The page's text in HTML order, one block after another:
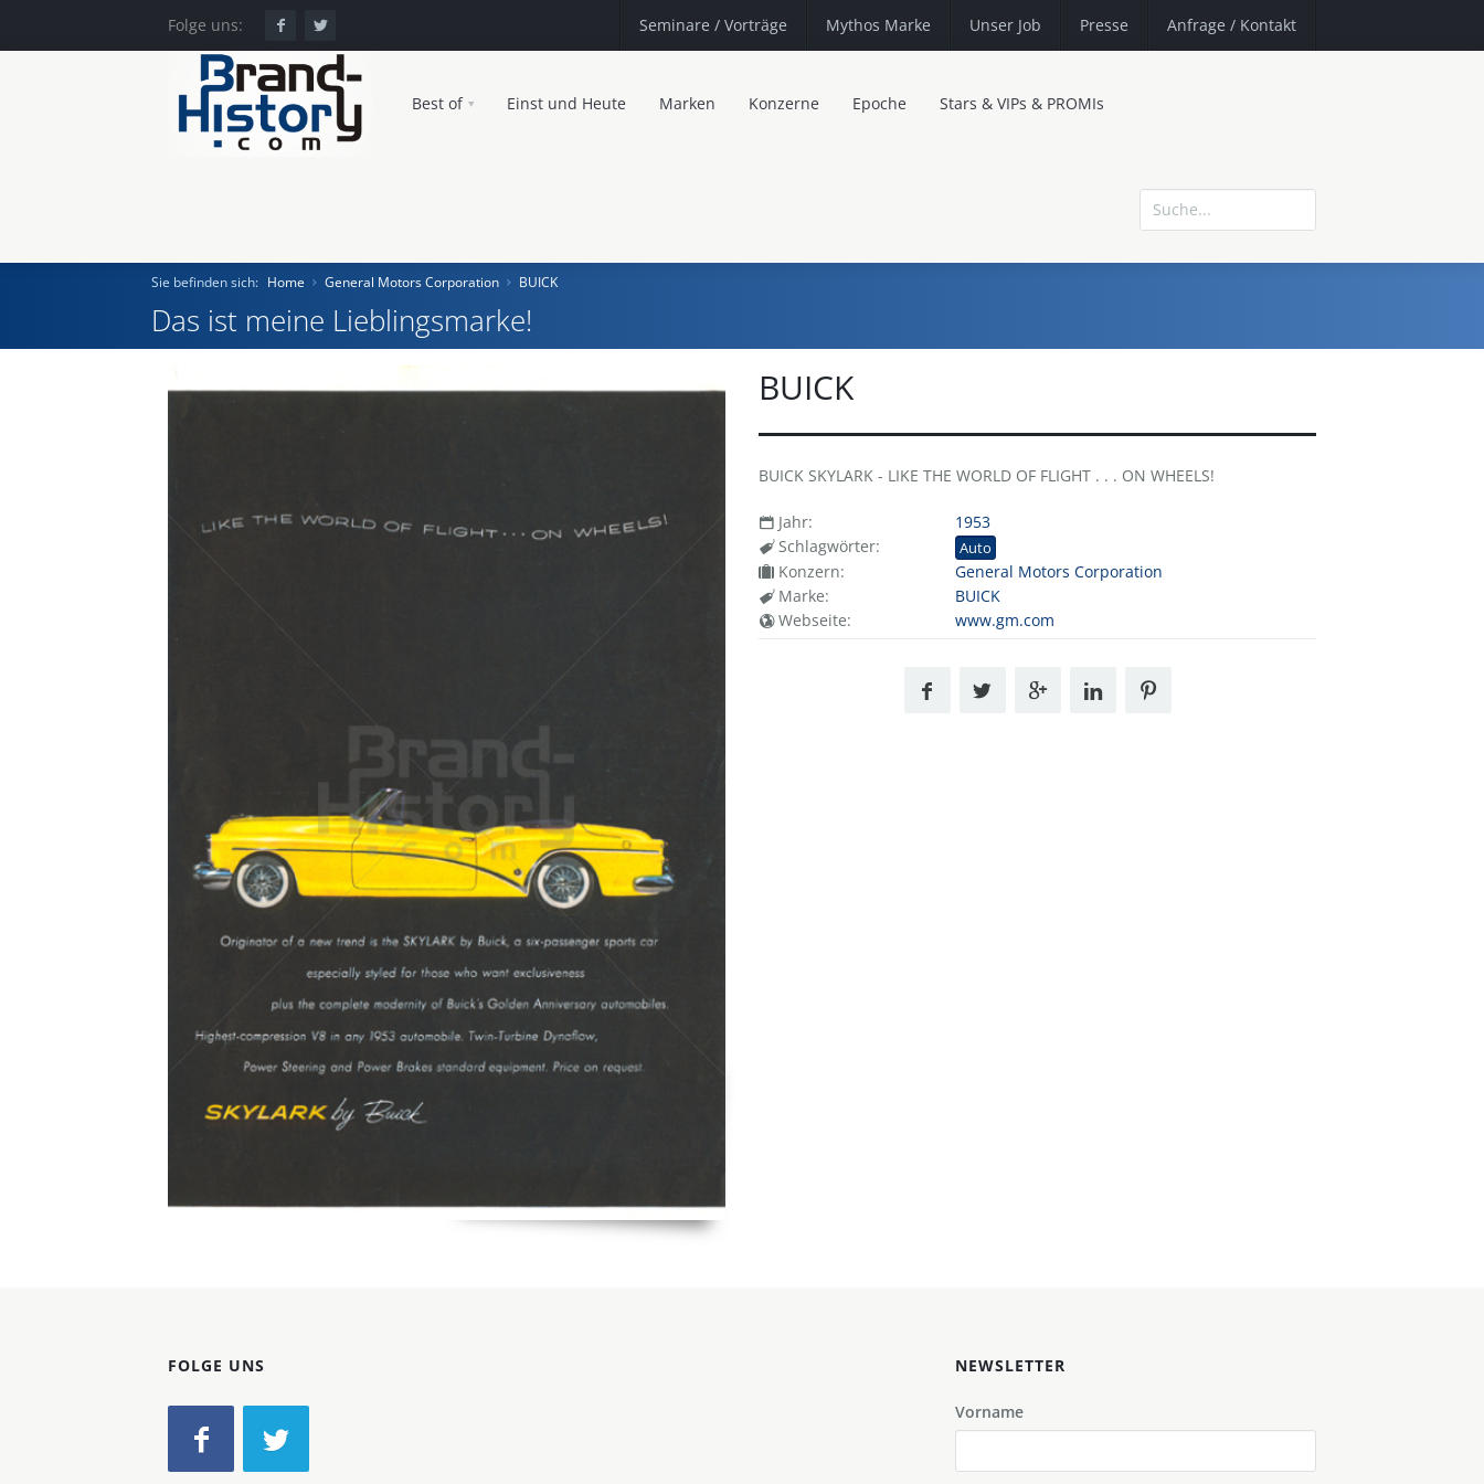
Folge uns: Seminare / Vorträge Mythos Marke Unser Job Presse Anfrage / Kontakt
Best of Einst und Heute Marken Konzerne Epoche Stars & VIPs & PROMIs
Konzerne
Sie befinden sich: Home General Motors Corporation BUICK
Das ist meine Lieblingsmarke!
BUICK
BUICK SKYLARK - LIKE THE WORLD OF FLIGHT . . . ON WHEELS!
Jahr:
1953
Schlagwörter:
Auto
Konzern:
General Motors Corporation
Marke:
BUICK
Webseite:
www.gm.com
FOLGE UNS NEWSLETTER
Vorname